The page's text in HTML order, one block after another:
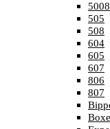
5008
505
508
604
605
607
806
807